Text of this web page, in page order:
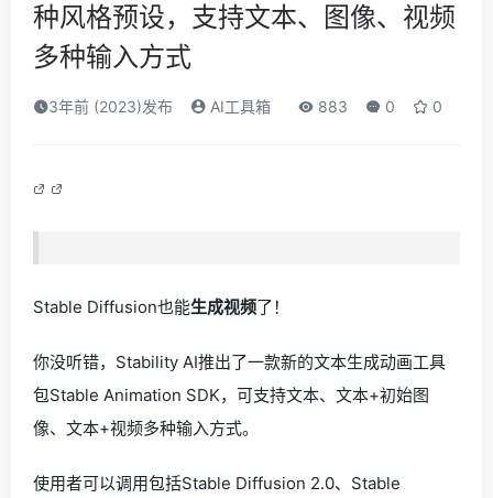
种风格预设，支持文本、图像、视频
多种输入方式
3年前 (2023)发布 AI工具箱 883 0 0
Stable Diffusion也能生成视频了！
你没听错，Stability AI推出了一款新的文本生成动画工具
包Stable Animation SDK，可支持文本、文本+初始图
像、文本+视频多种输入方式。
使用者可以调用包括Stable Diffusion 2.0、Stable